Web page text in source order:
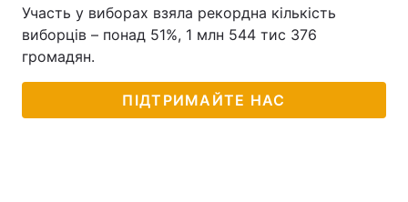
Участь у виборах взяла рекордна кількість
виборців – понад 51%, 1 млн 544 тис 376
громадян.
ПІДТРИМАЙТЕ НАС